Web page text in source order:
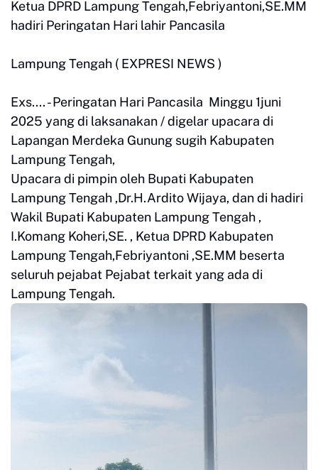
Ketua DPRD Lampung Tengah,Febriyantoni,SE.MM
hadiri Peringatan Hari lahir Pancasila
Lampung Tengah ( EXPRESI NEWS )
Exs.... - Peringatan Hari Pancasila Minggu 1juni
2025 yang di laksanakan / digelar upacara di
Lapangan Merdeka Gunung sugih Kabupaten
Lampung Tengah,
Upacara di pimpin oleh Bupati Kabupaten
Lampung Tengah ,Dr.H.Ardito Wijaya, dan di hadiri
Wakil Bupati Kabupaten Lampung Tengah ,
I.Komang Koheri,SE. , Ketua DPRD Kabupaten
Lampung Tengah,Febriyantoni ,SE.MM beserta
seluruh pejabat Pejabat terkait yang ada di
Lampung Tengah.